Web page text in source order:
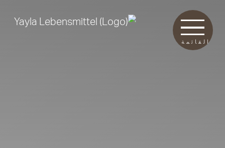
القائمة